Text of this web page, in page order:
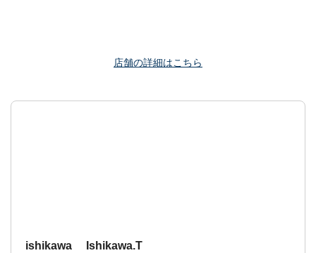
店舗の詳細はこちら
ishikawa Ishikawa.T